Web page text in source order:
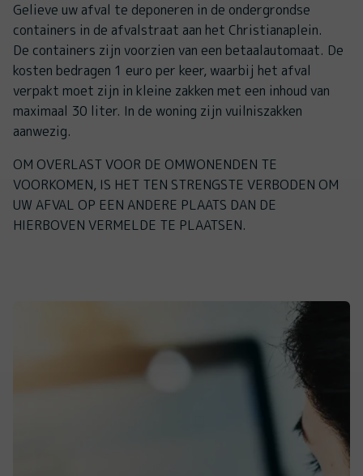
Gelieve uw afval te deponeren in de ondergrondse
containers in de afvalstraat aan het Christianaplein.
De containers zijn voorzien van een betaalautomaat. De
kosten bedragen 1 euro per keer, waarbij het afval
verpakt moet zijn in kleine zakken met een inhoud van
maximaal 30 liter. In de woning zijn vuilniszakken
aanwezig.
OM OVERLAST VOOR DE OMWONENDEN TE
VOORKOMEN, IS HET TEN STRENGSTE VERBODEN OM
UW AFVAL OP EEN ANDERE PLAATS DAN DE
HIERBOVEN VERMELDE TE PLAATSEN.